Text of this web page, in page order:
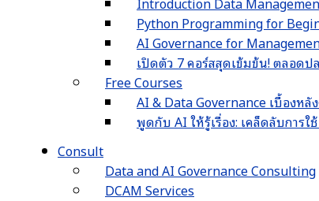
Python Programming for
AI Governance for
เปิดตัว 7 คอร์สสุดเข้มข้น! ตลอด
Free Courses
AI & Data Governance เบื้องหลั
พูดกับ AI ให้รู้เรื่อง: เคล็ดลับการใ
Consult
Data and AI Governance Consulting
DCAM Services